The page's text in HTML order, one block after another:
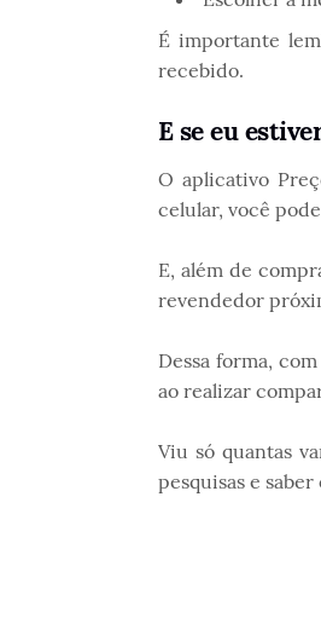
É importante
recebido.
E se eu
O aplicativo
celular, você
E, além de
revendedor
Dessa forma,
ao realizar
Viu só quantas
pesquisas e